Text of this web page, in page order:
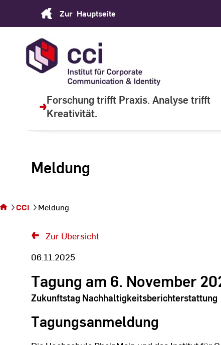
Zur Hauptseite
Forschung trifft Praxis. Analyse trifft
Kreativität.
Meldung
sich auf
CCI Meldung
Zur Übersicht
06.11.2025
Tagung am 6. November
Zukunftstag Nachhaltigkeitsberichterstattung
Tagungsanmeldung